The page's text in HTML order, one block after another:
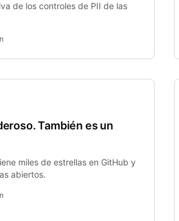
de los controles de PII de las
También es un
miles de estrellas en GitHub y
abiertos.